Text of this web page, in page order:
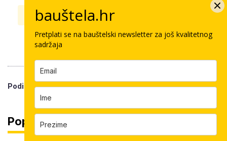
možemo nadvožnjak
sdp tomašević zagreb
Podijeli vijest
Popularno
bauštela.hr
Pretplati se na bauštelski newsletter za još kvalitetnog
sadržaja